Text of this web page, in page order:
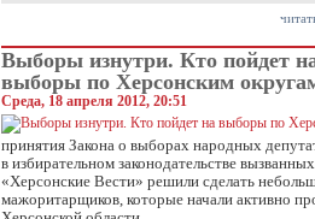
Выборы изнутри. Кто пойдет
выборы по Херсонским
Среда, 18 апреля 2012, 20:51
принятия Закона о выборах народных
в избирательном законодательстве
«Херсонские Вести» решили сделать
мажоритарщиков, которые начали активно